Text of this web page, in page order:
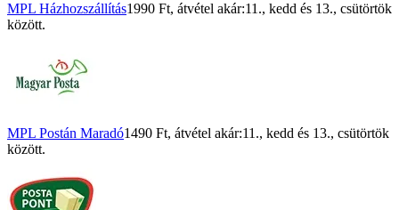
MPL Házhozszállítás1990 Ft, átvétel akár:11., kedd és 13., csütörtök
között.
MPL Postán Maradó1490 Ft, átvétel akár:11., kedd és 13., csütörtök
között.